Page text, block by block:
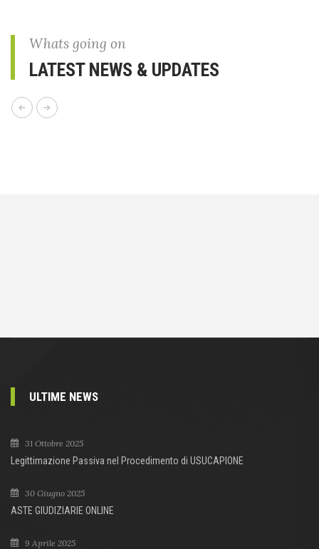
Whats going on
LATEST NEWS & UPDATES
ULTIME NEWS
31 Ottobre 2025
Legittimazione Passiva nel Procedimento di USUCAPIONE
30 Giugno 2025
ASTE GIUDIZIARIE ONLINE
9 Aprile 2025